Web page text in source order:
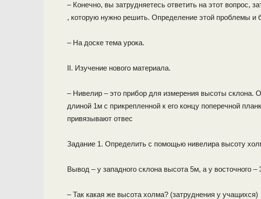
– Конечно, вы затрудняетесь ответить на этот вопрос,
, которую нужно решить. Определение этой проблемы и
– На доске тема урока.
II. Изучение нового материала.
– Нивелир – это прибор для измерения высоты склона.
длиной 1м с прикрепленной к его концу поперечной
привязывают отвес
Задание 1. Определить с помощью нивелира высоту
Вывод – у западного склона высота 5м, а у восточного –
– Так какая же высота холма? (затруднения у учащихся)